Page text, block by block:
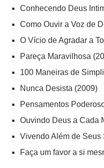
Conhecendo Deus
Como Ouvir a Voz de
O Vício de Agradar a
Pareça Maravilhosa
100 Maneiras de
Nunca Desista (2009)
Pensamentos
Ouvindo Deus a Cada
Vivendo Além de Seus
Faça um favor a si